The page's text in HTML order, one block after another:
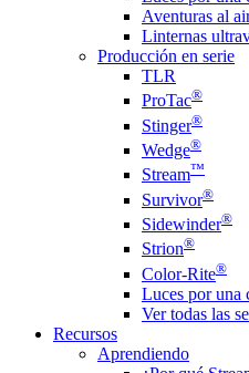
Aventuras al
Linternas
Producción en serie
TLR
ProTac®
Stinger®
Wedge®
Stream™
Survivor®
Sidewinder®
Strion®
Color-Rite®
Luces por una
Ver todas las
Recursos
Aprendiendo